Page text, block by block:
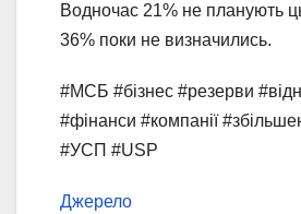
Водночас 21% не планують
36% поки не визначились.
#МСБ #бізнес #резерви
#фінанси #компанії
#УСП #USP
Джерело